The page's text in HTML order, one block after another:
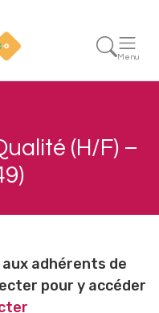
Menu
(H/F) –
adhérents de
pour y accéder